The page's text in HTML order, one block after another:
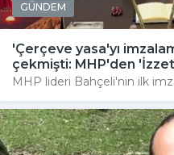
GÜNDEM
'Çerçeve yasa'yı
çekmişti: MHP'den 'İzzet
MHP lideri Bahçeli'nin ilk